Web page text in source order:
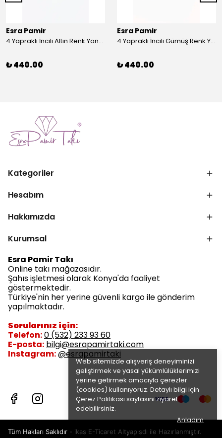
Web sitemizde alışveriş deneyiminizi
geliştirmek ve yasal yükümlülüklerimizi
yerine getirmek amacıyla çerezler
(cookies) kullanıyoruz. Detaylı bilgi için
Çerez Politikası sayfasını ziyaret
edebilirsiniz.
Anladım
Esra Pamir
4 Yapraklı İncili Altın Renk Yonca Broş
₺ 440.00
Esra Pamir
4 Yapraklı İncili Gümüş Renk Yonca Broş
₺ 440.00
Kategoriler
Hesabım
Hakkımızda
Kurumsal
Esra Pamir Takı
Online takı mağazasıdır.
Şahıs işletmesi olarak Konya'da faaliyet
göstermektedir.
Türkiye'nin her yerine güvenli kargo ile gönderim
yapılmaktadır.
Sorularınız için:
Telefon:0 (532) 233 93 60
E-posta: bilgi@esrapamirtaki.com
Instagram:@esrapamirtaki
Tüm Hakları Saklıdır - ikas E-Ticaret Altyapısdı ile Hazırlanmıştır.